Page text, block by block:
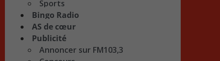
Sports
Bingo Radio
AS de cœur
Publicité
Annoncer sur FM103,3